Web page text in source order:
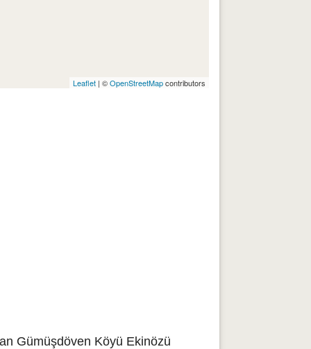
Leaflet | ©OpenStreetMapcontributors
Gümüşdöven Köyü Ekinözü